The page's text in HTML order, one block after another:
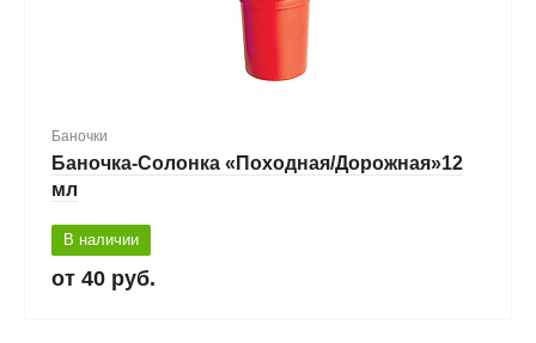
Баночки
Баночка-Солонка «Походная/Дорожная»12
мл
В наличии
40 руб.